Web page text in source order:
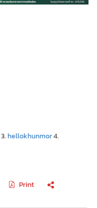
3. hellokhunmor4.
Print